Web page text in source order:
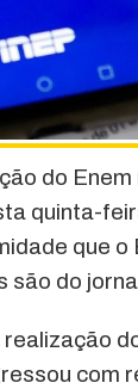
do Enem
quinta-
que o
são do
com